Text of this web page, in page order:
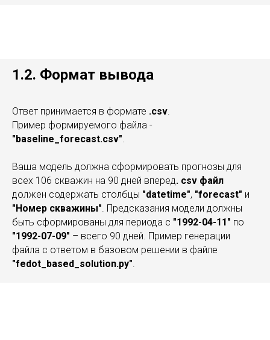
1.2. Формат вывода
Ответ принимается в формате .csv.
Пример формируемого файла -
"baseline_forecast.csv".
Ваша модель должна сформировать прогнозы для
всех 106 скважин на 90 дней вперед. csv файл
должен содержать столбцы "datetime", "forecast" и
"Номер скважины". Предсказания модели должны
быть сформированы для периода c "1992-04-11" по
"1992-07-09" – всего 90 дней. Пример генерации
файла с ответом в базовом решении в файле
"fedot_based_solution.py".